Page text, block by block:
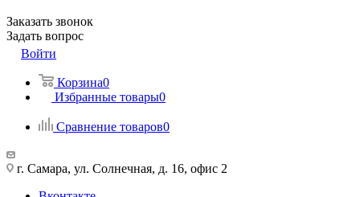
Заказать звонок
Задать вопрос
Войти
Корзина0
Избранные товары0
Сравнение товаров0
г. Самара, ул. Солнечная, д. 16, офис 2